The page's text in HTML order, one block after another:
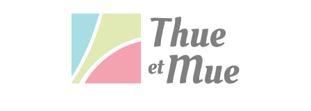
Panneau de gestion des cookies